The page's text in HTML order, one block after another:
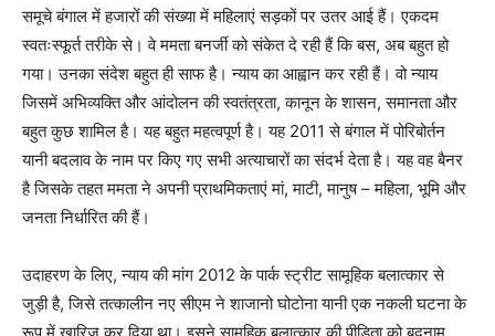
समूचे बंगाल में हजारों की संख्या में महिलाएं सड़कों पर उतर आई हैं। एकदम
स्वतःस्फूर्त तरीके से। वे ममता बनर्जी को संकेत दे रही हैं कि बस, अब बहुत हो
गया। उनका संदेश बहुत ही साफ है। न्याय का आह्वान कर रही हैं। वो न्याय
जिसमें अभिव्यक्ति और आंदोलन की स्वतंत्रता, कानून के शासन, समानता और
बहुत कुछ शामिल है। यह बहुत महत्वपूर्ण है। यह 2011 से बंगाल में पोरिबोर्तन
यानी बदलाव के नाम पर किए गए सभी अत्याचारों का संदर्भ देता है। यह वह बैनर
है जिसके तहत ममता ने अपनी प्राथमिकताएं मां, माटी, मानुष – महिला, भूमि और
जनता निर्धारित की हैं।
उदाहरण के लिए, न्याय की मांग 2012 के पार्क स्ट्रीट सामूहिक बलात्कार से
जुड़ी है, जिसे तत्कालीन नए सीएम ने शाजानो घोटोना यानी एक नकली घटना के